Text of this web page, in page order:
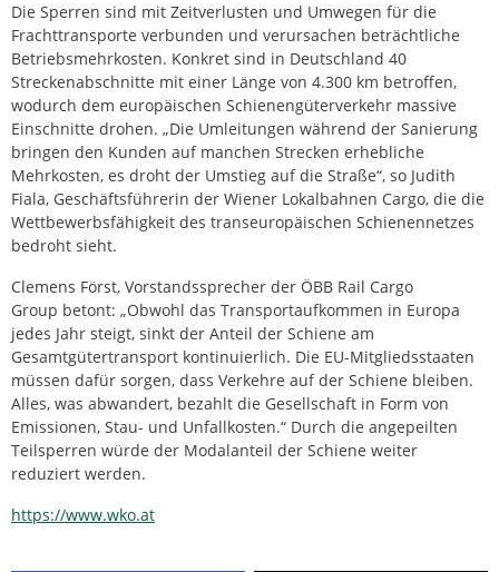
Die Sperren sind mit Zeitverlusten und Umwegen für die
Frachttransporte verbunden und verursachen beträchtliche
Betriebsmehrkosten. Konkret sind in Deutschland 40
Streckenabschnitte mit einer Länge von 4.300 km betroffen,
wodurch dem europäischen Schienengüterverkehr massive
Einschnitte drohen. „Die Umleitungen während der Sanierung
bringen den Kunden auf manchen Strecken erhebliche
Mehrkosten, es droht der Umstieg auf die Straße“, so Judith
Fiala, Geschäftsführerin der Wiener Lokalbahnen Cargo, die die
Wettbewerbsfähigkeit des transeuropäischen Schienennetzes
bedroht sieht.
Clemens Först, Vorstandssprecher der ÖBB Rail Cargo
Group betont: „Obwohl das Transportaufkommen in Europa
jedes Jahr steigt, sinkt der Anteil der Schiene am
Gesamtgütertransport kontinuierlich. Die EU-Mitgliedsstaaten
müssen dafür sorgen, dass Verkehre auf der Schiene bleiben.
Alles, was abwandert, bezahlt die Gesellschaft in Form von
Emissionen, Stau- und Unfallkosten.“ Durch die angepeilten
Teilsperren würde der Modalanteil der Schiene weiter
reduziert werden.
https://www.wko.at